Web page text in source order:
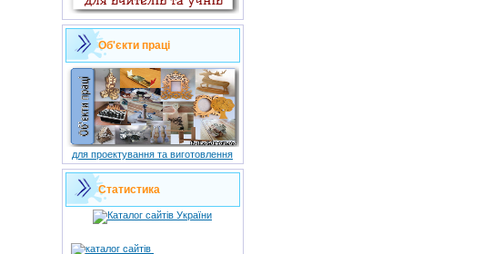
Об'єкти праці
для проектування та виготовлення
Статистика